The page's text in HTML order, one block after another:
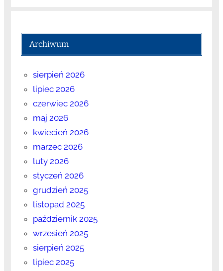
Archiwum
sierpień 2026
lipiec 2026
czerwiec 2026
maj 2026
kwiecień 2026
marzec 2026
luty 2026
styczeń 2026
grudzień 2025
listopad 2025
październik 2025
wrzesień 2025
sierpień 2025
lipiec 2025